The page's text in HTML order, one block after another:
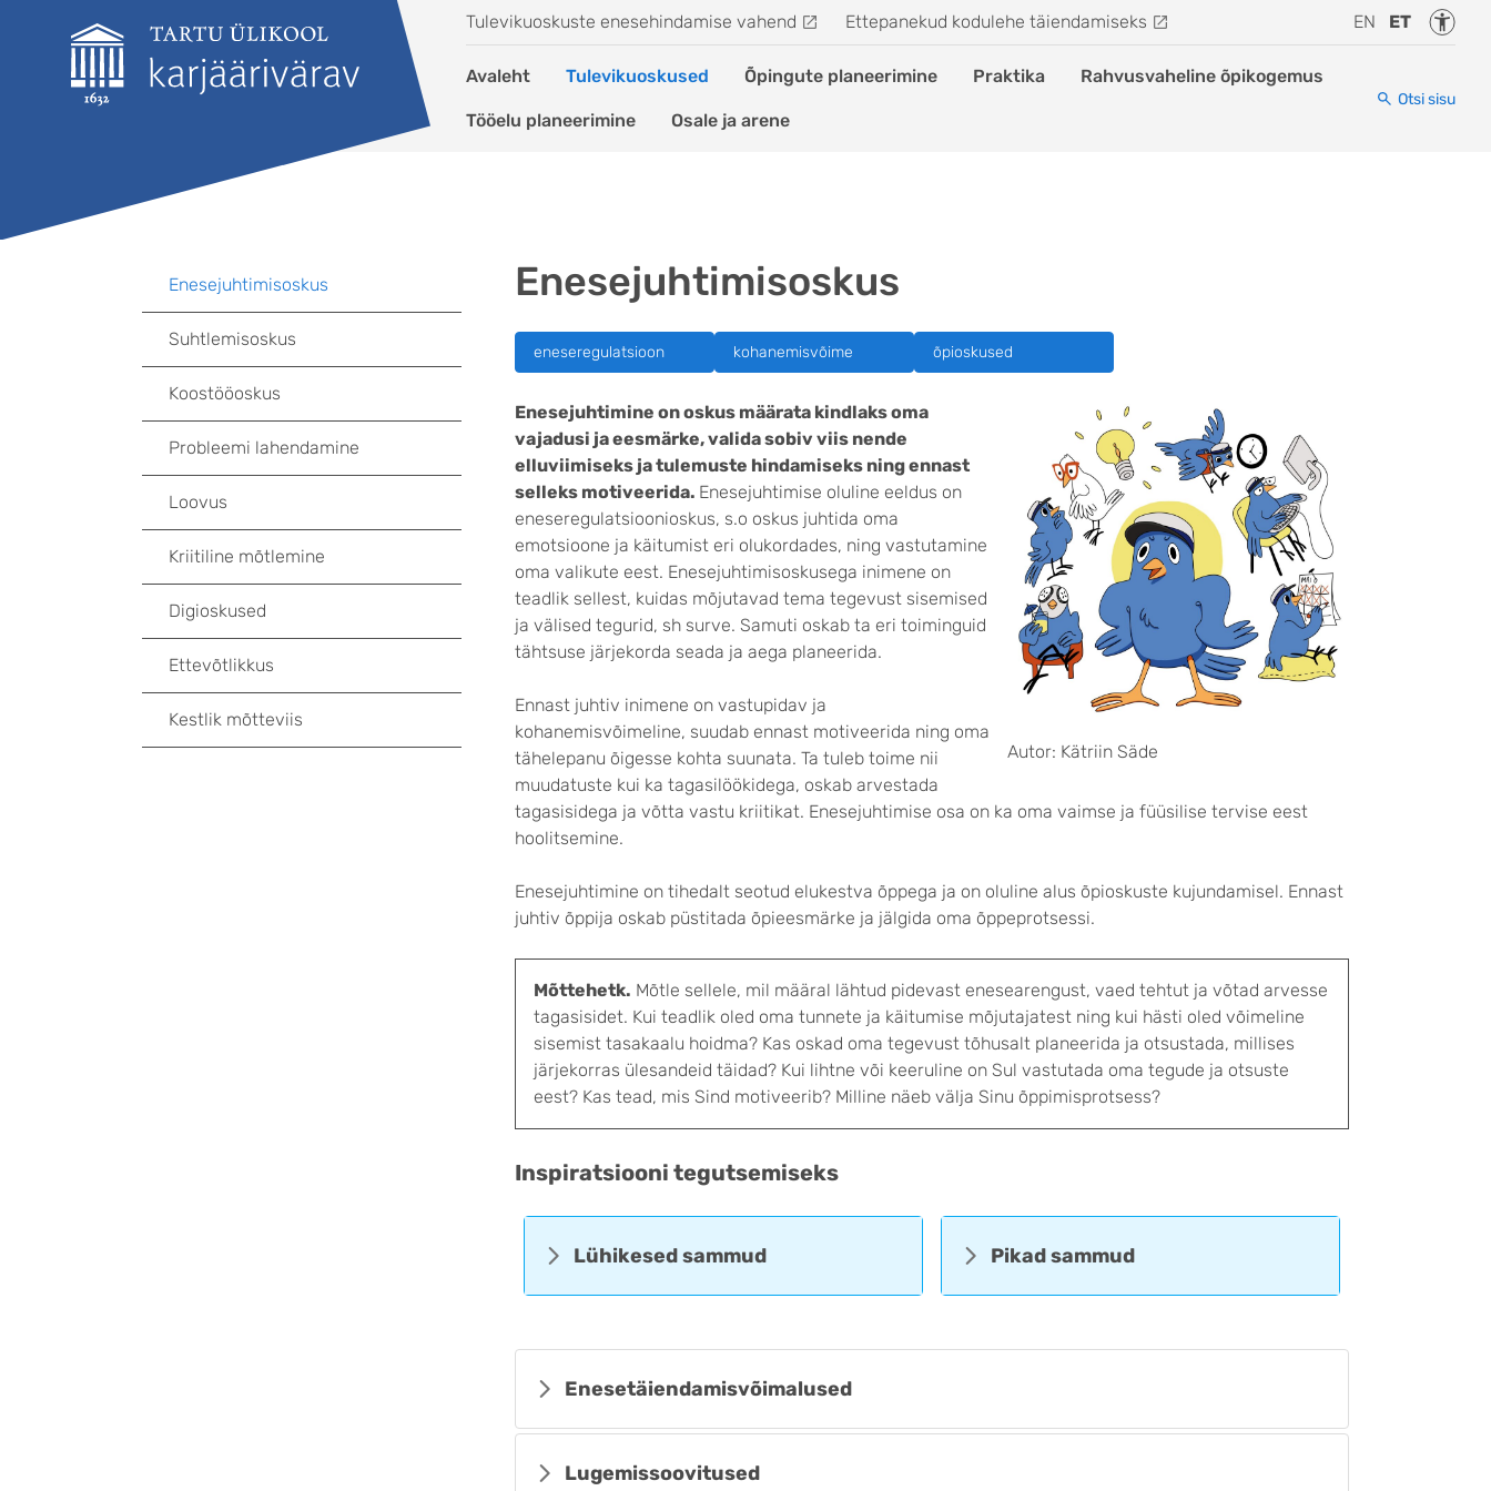
Tulevikuoskuste enesehindamise vahend Ettepanekud kodulehe täiendamiseks EN ET
Avaleht Tulevikuoskused Õpingute planeerimine Praktika Rahvusvaheline õpikogemus
Tööelu planeerimine Osale ja arene
Otsi sisu
Enesejuhtimisoskus
eneseregulatsioon kohanemisvõime õpioskused
Autor: Kätriin Säde
Enesejuhtimine on oskus määrata kindlaks oma
vajadusi ja eesmärke, valida sobiv viis nende
elluviimiseks ja tulemuste hindamiseks ning ennast
selleks motiveerida. Enesejuhtimise oluline eeldus on
eneseregulatsioonioskus, s.o oskus juhtida oma
emotsioone ja käitumist eri olukordades, ning vastutamine
oma valikute eest. Enesejuhtimisoskusega inimene on
teadlik sellest, kuidas mõjutavad tema tegevust sisemised
ja välised tegurid, sh surve. Samuti oskab ta eri toiminguid
tähtsuse järjekorda seada ja aega planeerida.
Ennast juhtiv inimene on vastupidav ja
kohanemisvõimeline, suudab ennast motiveerida ning oma
tähelepanu õigesse kohta suunata. Ta tuleb toime nii
muudatuste kui ka tagasilöökidega, oskab arvestada
tagasisidega ja võtta vastu kriitikat. Enesejuhtimise osa on ka oma vaimse ja füüsilise tervise eest
hoolitsemine.
Enesejuhtimine on tihedalt seotud elukestva õppega ja on oluline alus õpioskuste kujundamisel. Ennast
juhtiv õppija oskab püstitada õpieesmärke ja jälgida oma õppeprotsessi.
Mõttehetk. Mõtle sellele, mil määral lähtud pidevast enesearengust, vaed tehtut ja võtad arvesse
tagasisidet. Kui teadlik oled oma tunnete ja käitumise mõjutajatest ning kui hästi oled võimeline
sisemist tasakaalu hoidma? Kas oskad oma tegevust tõhusalt planeerida ja otsustada, millises
järjekorras ülesandeid täidad? Kui lihtne või keeruline on Sul vastutada oma tegude ja otsuste
eest? Kas tead, mis Sind motiveerib? Milline näeb välja Sinu õppimisprotsess?
Inspiratsiooni tegutsemiseks
Lühikesed sammud Pikad sammud
Enesetäiendamisvõimalused
Lugemissoovitused
Enesejuhtimisoskus
Suhtlemisoskus
Koostööoskus
Probleemi lahendamine
Loovus
Kriitiline mõtlemine
Digioskused
Ettevõtlikkus
Kestlik mõtteviis